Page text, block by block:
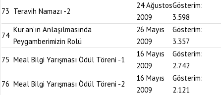
73 Teravih Namazı -2
24 Ağustos
2009
Gösterim:
3.598
74
Kur’an’ın Anlaşılmasında
Peygamberimizin Rolü
26 Mayıs
2009
Gösterim:
3.357
75 Meal Bilgi Yarışması Ödül Töreni -1
16 Mayıs
2009
Gösterim:
2.742
76 Meal Bilgi Yarışması Ödül Töreni -2
16 Mayıs
2009
Gösterim:
2.121